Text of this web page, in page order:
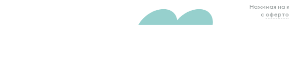
Нажимая на
с